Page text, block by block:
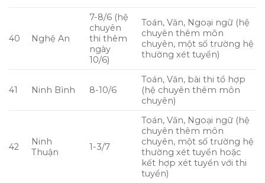
40 Nghệ An
7-8/6 (hệ
chuyên
thi thêm
ngày
10/6)
Toán, Văn, Ngoại ngữ (hệ
chuyên thêm môn
chuyên, một số trường hệ
thường xét tuyển)
41 Ninh Bình 8-10/6
Toán, Văn, bài thi tổ hợp
(hệ chuyên thêm môn
chuyên)
42
Ninh
Thuận
1-3/7
Toán, Văn, Ngoại ngữ (hệ
chuyên thêm môn
chuyên, một số trường hệ
thường xét tuyển hoặc
kết hợp xét tuyển với thi
tuyển)